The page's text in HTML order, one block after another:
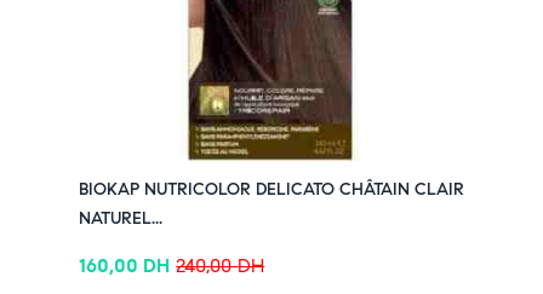
BIOKAP NUTRICOLOR DELICATO CHÂTAIN CLAIR
NATUREL...
240,00DH
160,00 DH